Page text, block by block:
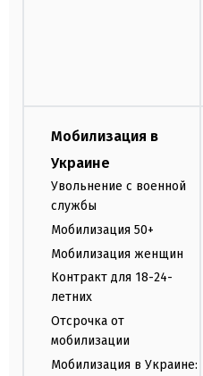
Мобилизация в
Украине
Увольнение с военной
службы
Мобилизация 50+
Мобилизация женщин
Контракт для 18-24-
летних
Отсрочка от
мобилизации
Мобилизация в Украине: